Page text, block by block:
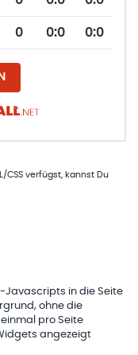
0 0:0 0:0
CSS verfügst, kannst Du
Javascripts in die Seite
ohne die
pro Seite
angezeigt